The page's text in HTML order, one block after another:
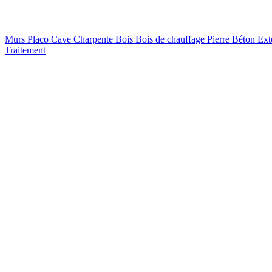
Murs Placo Cave Charpente Bois Bois de chauffage Pierre Béton
Traitement